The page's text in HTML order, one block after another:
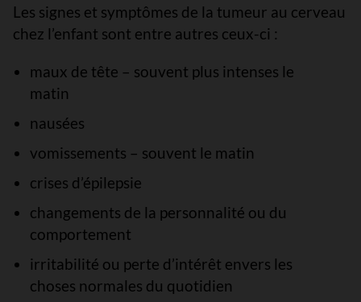
Les signes et symptômes de la tumeur au cerveau
chez l’enfant sont entre autres ceux-ci :
maux de tête – souvent plus intenses le
matin
nausées
vomissements – souvent le matin
crises d’épilepsie
changements de la personnalité ou du
comportement
irritabilité ou perte d’intérêt envers les
choses normales du quotidien